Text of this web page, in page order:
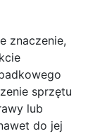
znaczenie,
sprzętu
lub
do jej